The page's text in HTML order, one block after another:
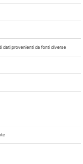
08056040960
Forlanini 21 -
2022 del